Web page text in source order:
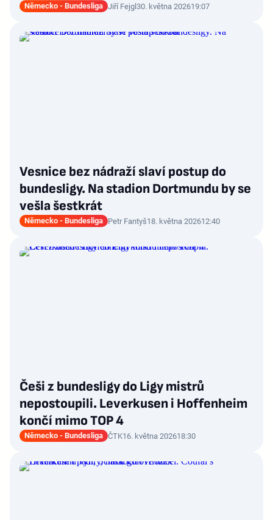
Německo - Bundesliga Jiří Fejgl30. května 202619:07
Vesnice bez nádraží slaví postup do
bundesligy. Na stadion Dortmundu by se
vešla šestkrát
Německo - Bundesliga Petr Fantyš18. května 202612:40
Češi z bundesligy do Ligy mistrů
nepostoupili. Leverkusen i Hoffenheim
končí mimo TOP 4
Německo - Bundesliga ČTK16. května 202618:30